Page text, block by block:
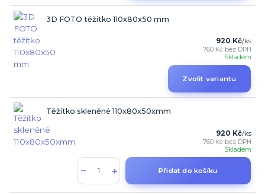
3D FOTO těžítko 110x80x50 mm
920 Kč/ks
760 Kč bez DPH
Skladem
Zvolit variantu
Těžítko skleněné 110x80x50xmm
920 Kč/ks
760 Kč bez DPH
Skladem
Přidat do košíku